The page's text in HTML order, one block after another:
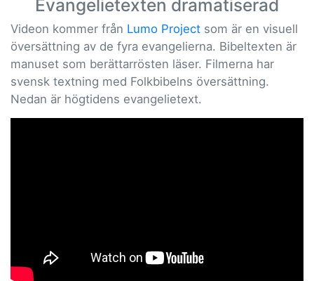
Evangelietexten dramatiserad
Videon kommer från Lumo Project som är en visuell
översättning av de fyra evangelierna. Bibeltexten är
manuset som berättarrösten läser. Filmerna har
svensk textning med Folkbibelns översättning.
Nedan är högtidens evangelietext.